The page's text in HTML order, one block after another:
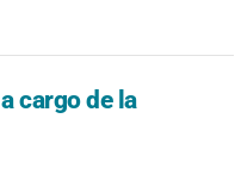
cargo de la